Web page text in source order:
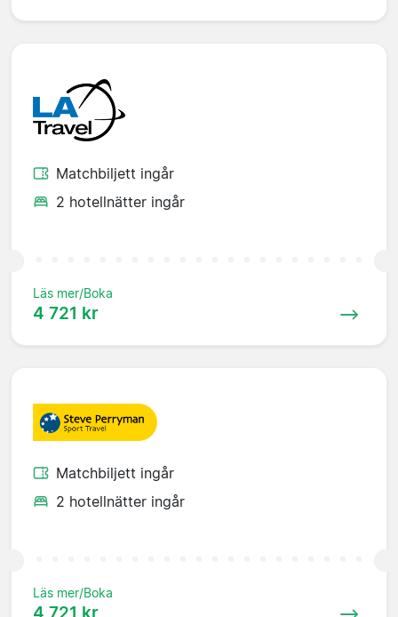
Matchbiljett ingår
2 hotellnätter ingår
Läs mer/Boka
4 721 kr
Matchbiljett ingår
2 hotellnätter ingår
Läs mer/Boka